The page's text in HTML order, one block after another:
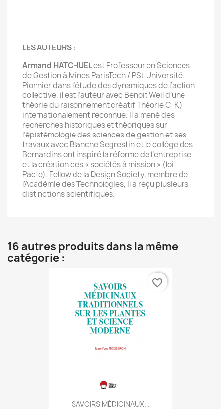
LES AUTEURS :
Armand HATCHUELest Professeur en Sciences
de Gestion à Mines ParisTech / PSL Université.
Pionnier dans l’étude des dynamiques de l’action
collective, il est l’auteur avec Benoit Weil d’une
théorie du raisonnement créatif Théorie C-K)
internationalement reconnue. Il a mené des
recherches historiques et théoriques sur
l’épistémologie des sciences de gestion et ses
travaux avec Blanche Segrestin et le collège des
Bernardins ont inspiré la réforme de l’entreprise
et la création des « sociétés à mission » (loi
Pacte). Fellow de la Design Society, membre de
l’Académie des Technologies, il a reçu plusieurs
distinctions scientifiques.
16 autres produits dans la même
catégorie :
SAVOIRS MÉDICINAUX...
favorite_border